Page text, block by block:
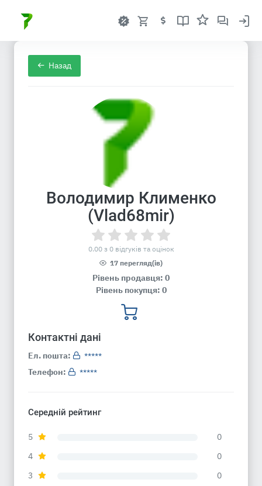
Назад
Володимир Клименко
(Vlad68mir)
0.00 з 0 відгуків та оцінок
17 перегляд(ів)
Рівень продавця: 0
Рівень покупця: 0
Контактні дані
Ел. пошта:
*****
Телефон:
*****
Середній рейтинг
5
0
4
0
3
0